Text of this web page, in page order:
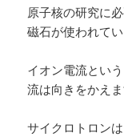
原子核の研究に
磁石が使われてい
イオン電流とい
流は向きをかえま
サイクロトロン